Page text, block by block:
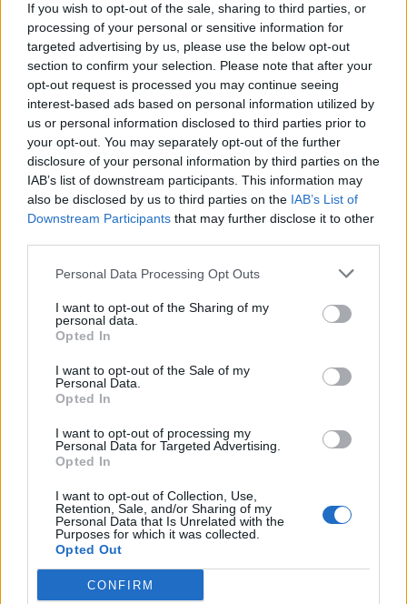
If you wish to opt-out of the sale, sharing to third parties, or
processing of your personal or sensitive information for
targeted advertising by us, please use the below opt-out
section to confirm your selection. Please note that after your
opt-out request is processed you may continue seeing
interest-based ads based on personal information utilized by
us or personal information disclosed to third parties prior to
your opt-out. You may separately opt-out of the further
disclosure of your personal information by third parties on the
IAB’s list of downstream participants. This information may
also be disclosed by us to third parties on the IAB’s List of
Downstream Participants that may further disclose it to other
Personal Data Processing Opt Outs
I want to opt-out of the Sharing of my
personal data.
Opted In
I want to opt-out of the Sale of my
Personal Data.
Opted In
I want to opt-out of processing my
Personal Data for Targeted Advertising.
Opted In
I want to opt-out of Collection, Use,
Retention, Sale, and/or Sharing of my
Personal Data that Is Unrelated with the
Purposes for which it was collected.
Opted Out
CONFIRM
2026-03-09
esenzioni fiscali e crediti d'imposta adottati a
seguito della crisi economica causata dall'epidemia di
COVID-19 [con mo
COMUNE DI TAGLIOLO MONFERRATO
221 euro
2026-02-03
Esonero dal versamento dei contributi previdenziali
per nuove assunzioni/trasformazioni a tempo
indeterminato nel bienni
Fondo di garanzia per le piccole e medie imprese
Banca del Mezzogiorno MedioCredito Centrale S.p.A.
2025-03-19
per nuove assunzioni/trasformazioni a tempo
indeterminato nel bienni
inps
3.742 euro
2025-01-27
Esonero dal versamento dei contributi previdenziali
per nuove assunzioni/trasformazioni a tempo
indeterminato nel bienni